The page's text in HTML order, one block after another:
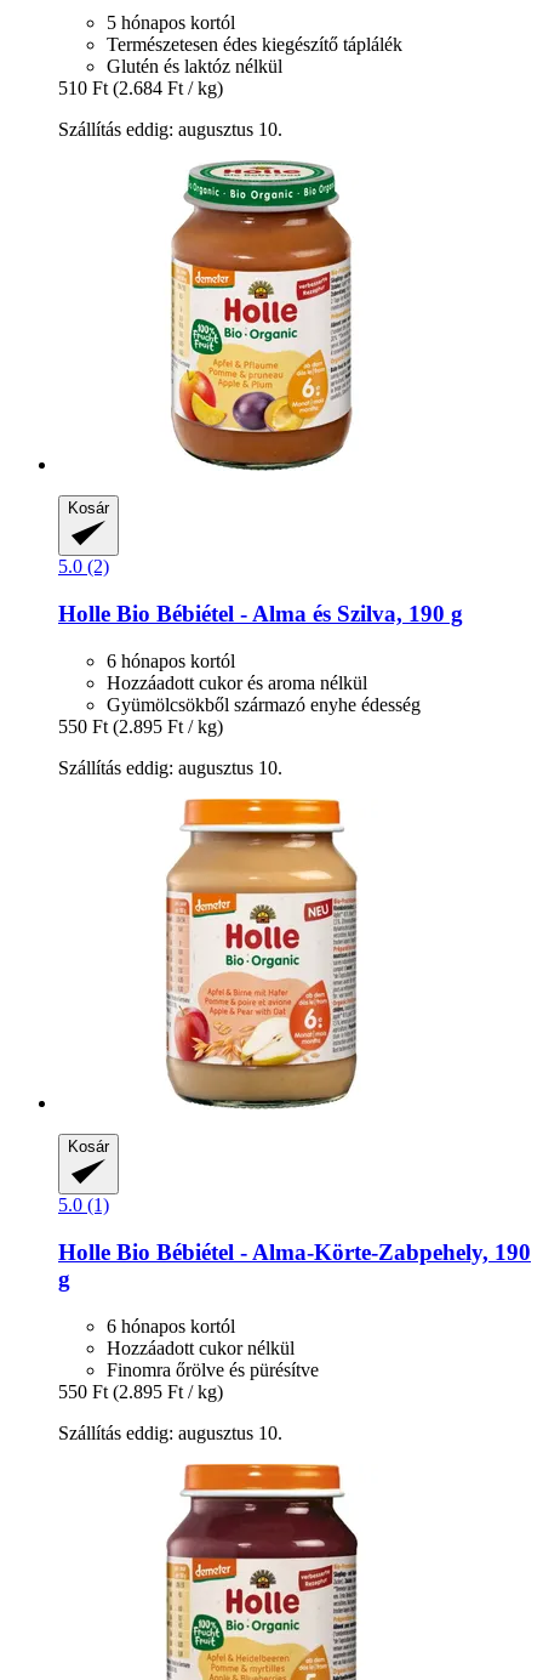
5 hónapos kortól
Természetesen édes kiegészítő táplálék
Glutén és laktóz nélkül
510 Ft (2.684 Ft / kg)
Szállítás eddig: augusztus 10.
Kosár
5.0 (2)
Holle Bio Bébiétel -​ Alma és Szilva, 190 g
6 hónapos kortól
Hozzáadott cukor és aroma nélkül
Gyümölcsökből származó enyhe édesség
550 Ft (2.895 Ft / kg)
Szállítás eddig: augusztus 10.
Kosár
5.0 (1)
Holle Bio Bébiétel -​ Alma-​Körte-​Zabpehely, 190
g
6 hónapos kortól
Hozzáadott cukor nélkül
Finomra őrölve és pürésítve
550 Ft (2.895 Ft / kg)
Szállítás eddig: augusztus 10.